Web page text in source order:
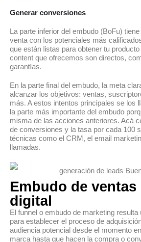
Generar conversiones
La parte inferior del embudo (BoFu)
venta con los potenciales más
que están listas para obtener tu
content que ofrecemos son directos,
garantías.
En la parte final del embudo, la meta
alcanzar los objetivos: ventas,
más. A estos intentos principales se los
la parte más importante del embudo
misma de las acciones anteriores. Acá
de conversiones y la tasa por cada 100
técnicas como el CRM, el email
llamadas.
Embudo de
digital
El funnel o embudo de marketing
para establecer el proceso de
audiencia potencial desde el momento
marca hasta que hacen la compra o